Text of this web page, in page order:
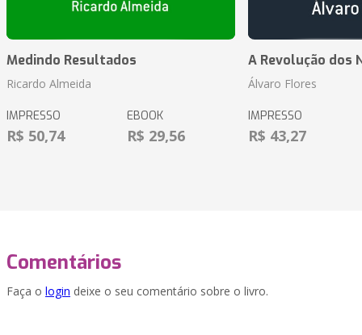
Medindo Resultados
Ricardo Almeida
IMPRESSO
R$ 50,74
EBOOK
R$ 29,56
A Revolução dos
Álvaro Flores
IMPRESSO
R$ 43,27
Comentários
Faça o login deixe o seu comentário sobre o livro.